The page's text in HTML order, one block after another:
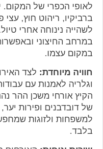
לאופי הכפרי של המקום.
ברביקיו, ריהוט חוץ, עצי
לשהייה נינוחה אחרי
במרחב החיצוני
במקום עצמו.
חוויה מיוחדת: לצד
וגלריה לאמנות עם
הקיץ אורחי משכן ההר
של דובדבנים ופירות
למשפחות ולזוגות
בלבד.